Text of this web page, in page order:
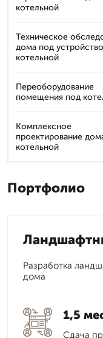
котельной
Техническое
дома под устройство
котельной
Переоборудование
помещения под
Комплексное
проектирование
котельной
Портфолио
Разработка
дома
1,5
Сдача